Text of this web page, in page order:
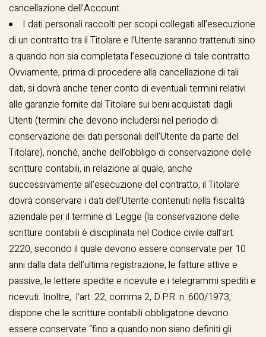
cancellazione dell’Account.
I dati personali raccolti per scopi collegati all’esecuzione
di un contratto tra il Titolare e l’Utente saranno trattenuti sino
a quando non sia completata l’esecuzione di tale contratto.
Ovviamente, prima di procedere alla cancellazione di tali
dati, si dovrà anche tener conto di eventuali termini relativi
alle garanzie fornite dal Titolare sui beni acquistati dagli
Utenti (termini che devono includersi nel periodo di
conservazione dei dati personali dell’Utente da parte del
Titolare), nonché, anche dell’obbligo di conservazione delle
scritture contabili, in relazione al quale, anche
successivamente all’esecuzione del contratto, il Titolare
dovrà conservare i dati dell’Utente contenuti nella fiscalità
aziendale per il termine di Legge (la conservazione delle
scritture contabili è disciplinata nel Codice civile dall’art.
2220, secondo il quale devono essere conservate per 10
anni dalla data dell’ultima registrazione, le fatture attive e
passive, le lettere spedite e ricevute e i telegrammi spediti e
ricevuti. Inoltre, l’art. 22, comma 2, D.P.R. n. 600/1973,
dispone che le scritture contabili obbligatorie devono
essere conservate “fino a quando non siano definiti gli